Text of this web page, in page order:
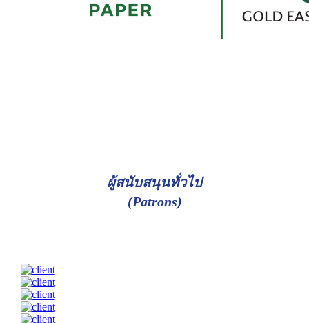
ผู้สนับสนุนทั่วไป
(Patrons)